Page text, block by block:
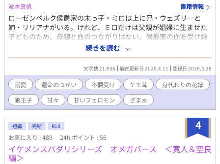
波木真帆 書籍情報
ローゼンベルク侯爵家の末っ子・ミロは上に兄・ウェズリーと
姉・リリアナがいる。けれど、ミロだけは父親が娼婦に生ませた
子どものため、母親と血のつながりはない。侯爵家の血を受け継
ぐ者として一応引き取られたものの、幼い頃から母親や兄弟にい
じめられて過ごしてきた。 ある日、隣国の大国グラウヴェルク王
国の第二王子・カイからリリアナへ結婚話が舞い込んできた。し
かし、グラウヴェルクは動物たちが進化したケモ耳と尻尾を持つ
人々が暮らしている。両親はリリアナの代わりにミロを女装をさ
せ、グラウヴェルクに送り込む。ミロは怯えながら一人で向かう
が、予想に反して大歓迎を受け、溺愛される。ミロが大切にされ
ていることを知ったリリアナは、自分が本当は結婚するはずだっ
たと騒ぎ出し…… 誰にも愛されなかった不遇の子と運命の相手を
待ち望む狼王子の甘い恋のお話。 ショートショートの予定なので
すぐに完結予定です。 R18には※つけます。
続きを読む
文字数 21,936 最終更新日 2026.4.11 登録日 2026.3.28
溺愛 運命のつがい 不憫受け ケモ耳
身代わりの花嫁
狼王子
甘々 甘いフェロモン ざまぁ
4
短編 完結 R18
お気に入り : 489 24h.ポイント : 56
イケメンスパダリシリーズ オメガバース ＜寛人＆空良
編＞